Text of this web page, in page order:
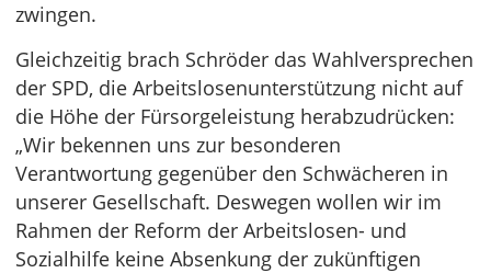
zwingen.
Gleichzeitig brach Schröder das Wahlversprechen
der SPD, die Arbeitslosenunterstützung nicht auf
die Höhe der Fürsorgeleistung herabzudrücken:
„Wir bekennen uns zur besonderen
Verantwortung gegenüber den Schwächeren in
unserer Gesellschaft. Deswegen wollen wir im
Rahmen der Reform der Arbeitslosen- und
Sozialhilfe keine Absenkung der zukünftigen